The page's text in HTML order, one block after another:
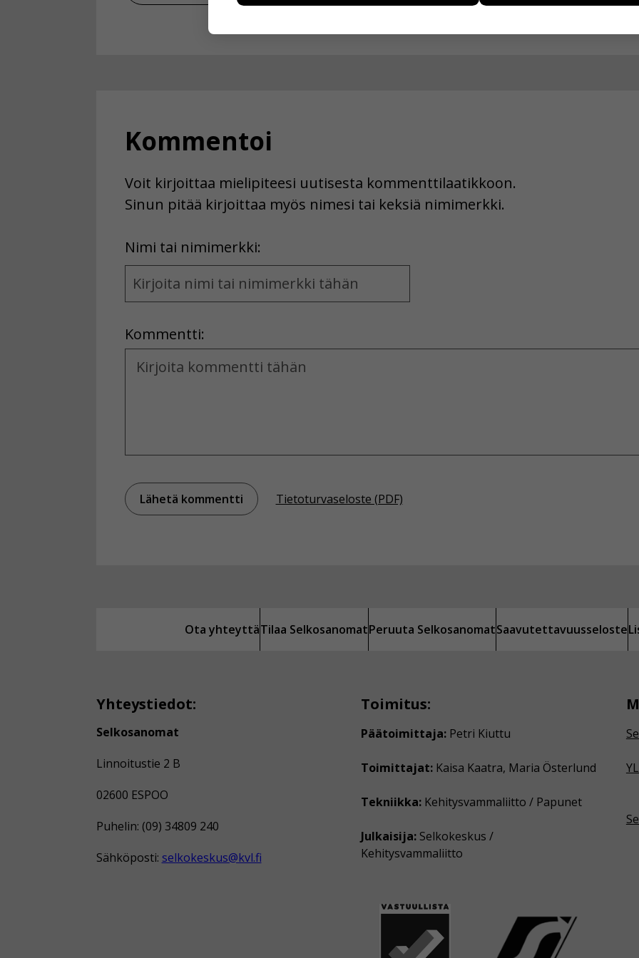
Kommentoi
Voit kirjoittaa mielipiteesi uutisesta kommenttilaatikkoon.
Sinun pitää kirjoittaa myös nimesi tai keksiä nimimerkki.
Nimi tai nimimerkki:
Name
and
Kommentti:
Kommentti
Tietoturvaseloste (PDF)
Ota yhteyttäTilaa SelkosanomatPeruuta SelkosanomatSaavutettavuusseloste
Yhteystiedot:
Selkosanomat
Linnoitustie 2 B
02600 ESPOO
Puhelin: (09) 34809 240
Sähköposti: selkokeskus@kvl.fi
Toimitus:
Päätoimittaja: Petri Kiuttu
Toimittajat: Kaisa Kaatra, Maria Österlund
Tekniikka: Kehitysvammaliitto / Papunet
Julkaisija: Selkokeskus /
Kehitysvammaliitto
kuitenkaan kerää henkilötietoja kuten nimiä, eikä tietoja voi yhdistää